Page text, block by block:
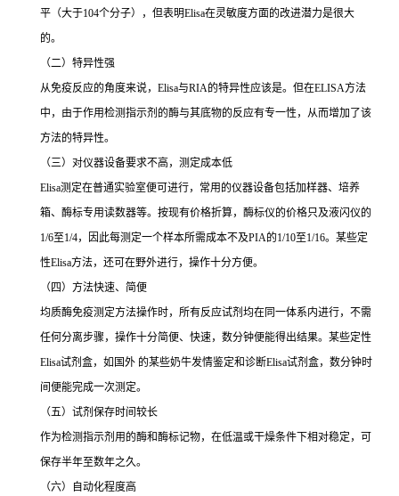
平（大于104个分子），但表明Elisa在灵敏度方面的改进潜力是很大
的。
（二）特异性强
从免疫反应的角度来说， Elisa与RIA的特异性应该是。但在ELISA方法
中，由于作用检测指示剂的酶与其底物的反应有专一性，从而增加了该
方法的特异性。
（三）对仪器设备要求不高，测定成本低
Elisa测定在普通实验室便可进行，常用的仪器设备包括加样器、培养
箱、酶标专用读数器等。按现有价格折算，酶标仪的价格只及液闪仪的
1/6至1/4，因此每测定一个样本所需成本不及PIA的1/10至1/16。某些定
性Elisa方法，还可在野外进行，操作十分方便。
（四）方法快速、简便
均质酶免疫测定方法操作时，所有反应试剂均在同一体系内进行，不需
任何分离步骤，操作十分简便、快速，数分钟便能得出结果。某些定性
Elisa试剂盒，如国外 的某些奶牛发情鉴定和诊断Elisa试剂盒，数分钟时
间便能完成一次测定。
（五）试剂保存时间较长
作为检测指示剂用的酶和酶标记物，在低温或干燥条件下相对稳定，可
保存半年至数年之久。
（六）自动化程度高